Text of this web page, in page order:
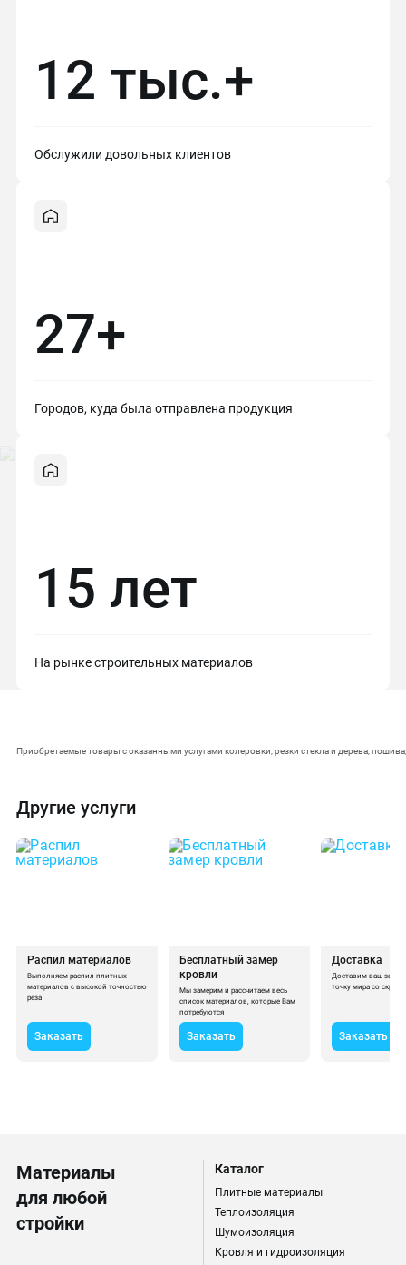
12 тыс.+
Обслужили довольных клиентов
27+
Городов, куда была отправлена продукция
15 лет
На рынке строительных материалов
Приобретаемые товары с оказанными услугами колеровки, резки стекла и дерева,
Другие услуги
Распил материалов
Выполняем распил плитных
материалов с высокой точностью
реза
Заказать
Бесплатный замер
кровли
Мы замерим и рассчитаем весь
список материалов, которые Вам
потребуются
Заказать
Доставка
Доставим ваш
точку мира со
Заказать
Материалы
для любой
стройки
Каталог
Плитные материалы
Теплоизоляция
Шумоизоляция
Кровля и гидроизоляция